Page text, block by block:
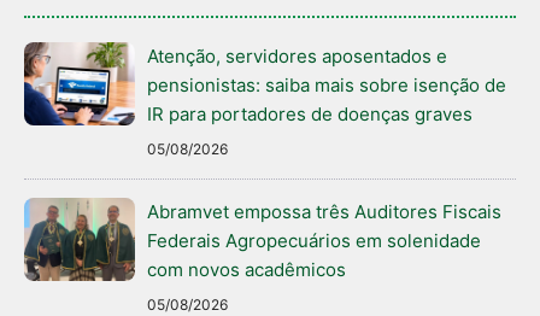
Atenção, servidores aposentados e
pensionistas: saiba mais sobre isenção de
IR para portadores de doenças graves
05/08/2026
Abramvet empossa três Auditores Fiscais
Federais Agropecuários em solenidade
com novos acadêmicos
05/08/2026